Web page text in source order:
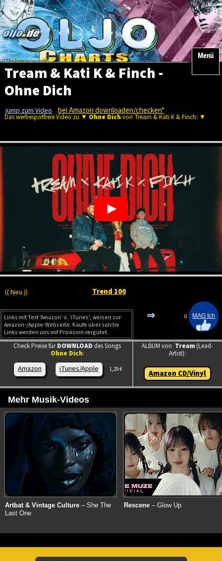
Menü
Tream & Kati K & Finch -
Ohne Dich
jump zum Video bei Amazon downloaden/checken*
Das werbespotfreie Video zu ▼ Ohne Dich von Tream & Kati K & Finch: ▼
(( Neu )) Trend 100
Links mit Text 'Amazon' o. 'iTunes', weisen zur
Amazon-/Apple-Webseite. Käufe über solche
Links werden uns mit Provision vergütet.
⇒ 0
Check Preise fürDOWNLOAD des Songs
Ohne Dich:
Amazon iTunes/Apple 1,29 €
ALBUM von Tream (Lead-
Artist):
Amazon CD/Vinyl
Mehr Musik-Videos
Artbat & Vintage Culture – She The
Last One
Rescene – Glow Up